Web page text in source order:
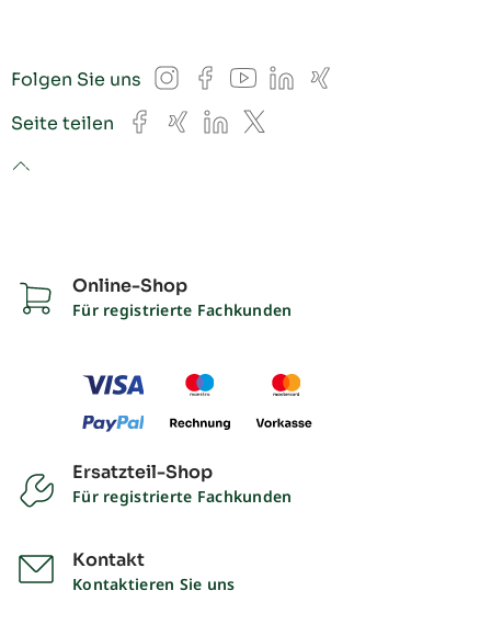
Folgen Sie uns Instagram
Facebook
YouTube
LinkedIn
Xing
Seite teilen Facebook
XingLinkedIn
X
to top
Online-Shop
Für registrierte Fachkunden
Ersatzteil-Shop
Für registrierte Fachkunden
Kontakt
Kontaktieren Sie uns